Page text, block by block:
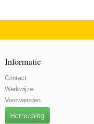
Informatie
Contact
Werkwijze
Voorwaarden
Herroeping